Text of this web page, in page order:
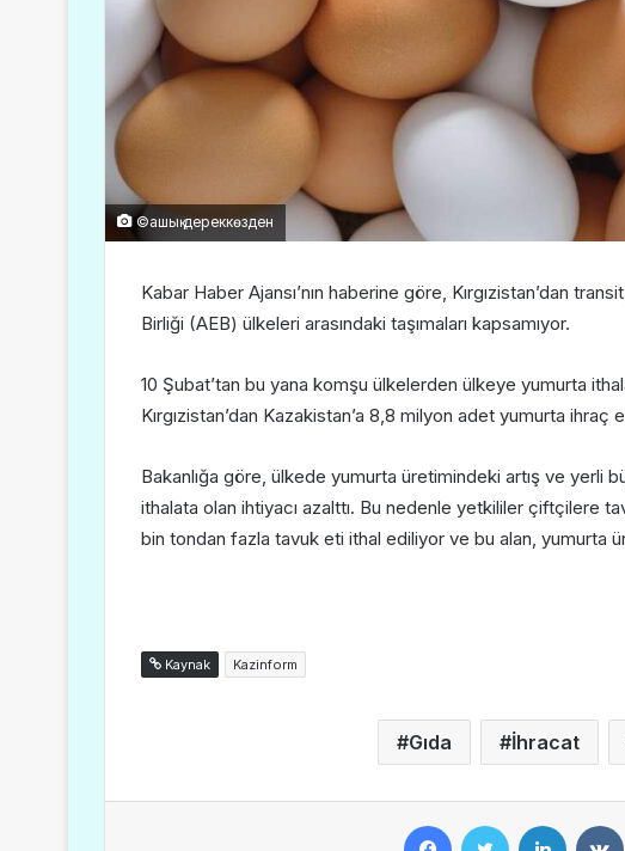
©ашық дереккөзден
Kabar Haber Ajansı’nın haberine göre, Kırgızistan’dan
Birliği (AEB) ülkeleri arasındaki taşımaları kapsamıyor.
10 Şubat’tan bu yana komşu ülkelerden ülkeye yumurta
Kırgızistan’dan Kazakistan’a 8,8 milyon adet yumurta ihraç
Bakanlığa göre, ülkede yumurta üretimindeki artış ve yerli
ithalata olan ihtiyacı azalttı. Bu nedenle yetkililer çiftçilere
bin tondan fazla tavuk eti ithal ediliyor ve bu alan, yumurta
Kaynak Kazinform
Gıda İhracat